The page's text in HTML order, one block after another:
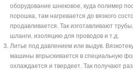
оборудование шнековое, куда полимер
порошка, там нагревается до вязкого
продавливается. Так изготавливают
шланги, изоляцию для проводов и т.д.
Литье под давлением или выдув.
машины впрыскивается в специальную
охлаждается и твердеет. Так получают